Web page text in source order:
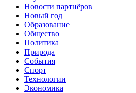
Новости партнёров
Новый год
Образование
Общество
Политика
Природа
События
Спорт
Технологии
Экономика